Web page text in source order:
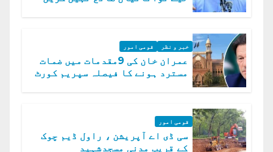
خبر و نظر قومی امور
عمران خان کی 9مقدمات میں ضمات
مسترد ہونے کا فیصلہ سپریم کورٹ
قومی امور
سی ڈی اے آپریشن ، راول ڈیم چوک
کے قریب مدنی مسجدشہید